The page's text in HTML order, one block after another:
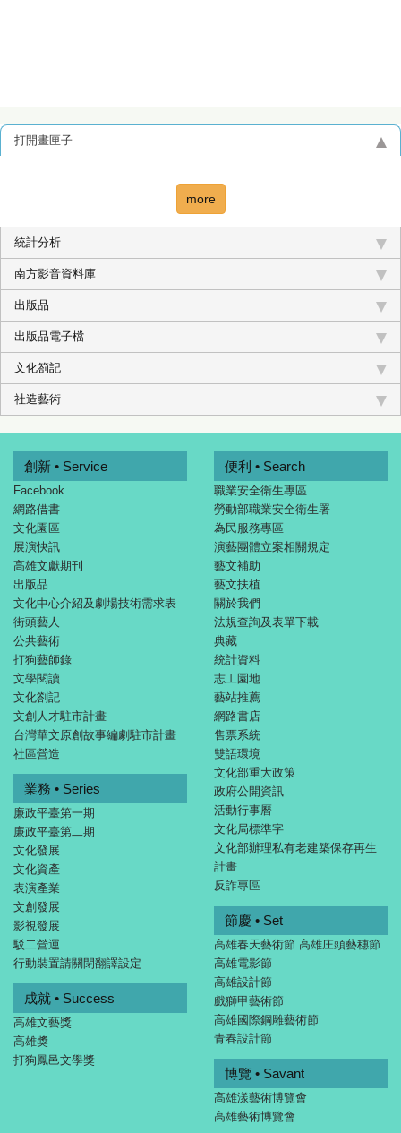
打開畫匣子
more
統計分析
南方影音資料庫
出版品
出版品電子檔
文化箚記
社造藝術
創新 • Service
Facebook
網路借書
文化園區
展演快訊
高雄文獻期刊
出版品
文化中心介紹及劇場技術需求表
街頭藝人
公共藝術
打狗藝師錄
文學閱讀
文化劄記
文創人才駐市計畫
台灣華文原創故事編劇駐市計畫
社區營造
便利 • Search
職業安全衛生專區
勞動部職業安全衛生署
為民服務專區
演藝團體立案相關規定
藝文補助
藝文扶植
關於我們
法規查詢及表單下載
典藏
統計資料
志工園地
藝站推薦
網路書店
售票系統
雙語環境
文化部重大政策
政府公開資訊
活動行事曆
文化局標準字
文化部辦理私有老建築保存再生
計畫
反詐專區
業務 • Series
廉政平臺第一期
廉政平臺第二期
文化發展
文化資產
表演產業
文創發展
影視發展
駁二營運
行動裝置請關閉翻譯設定
節慶 • Set
高雄春天藝術節.高雄庄頭藝穗節
高雄電影節
高雄設計節
戲獅甲藝術節
高雄國際鋼雕藝術節
青春設計節
成就 • Success
高雄文藝獎
高雄獎
打狗鳳邑文學獎
博覽 • Savant
高雄漾藝術博覽會
高雄藝術博覽會